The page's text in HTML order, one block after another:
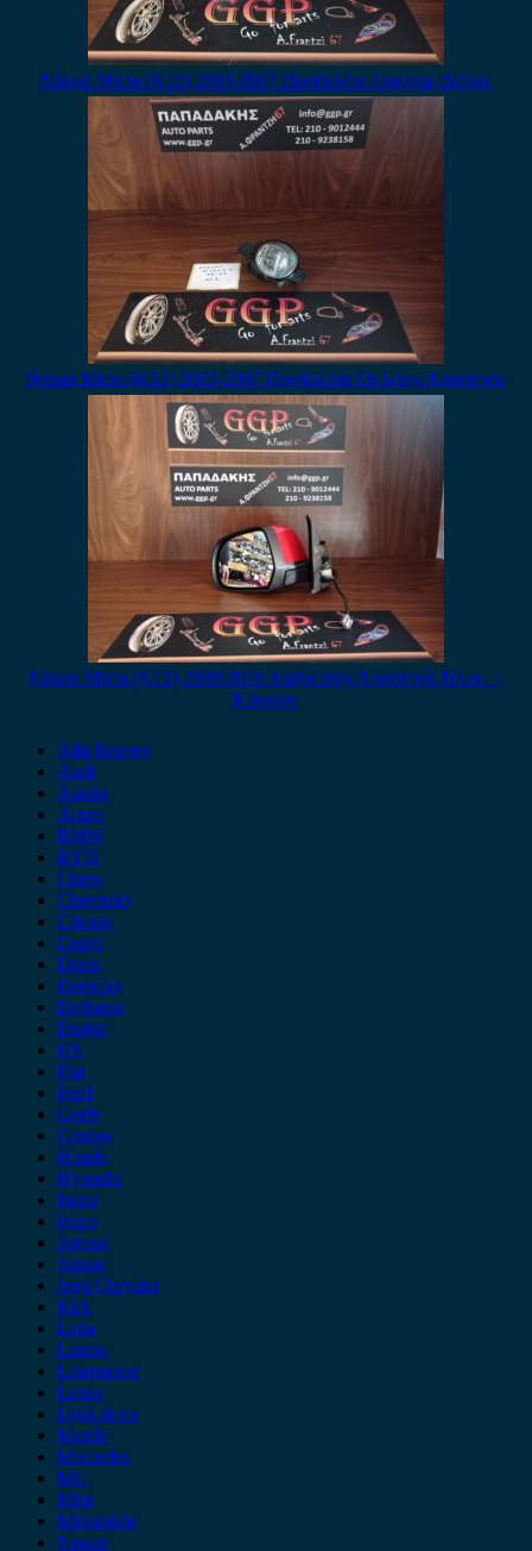
Nissan Micra (K12) 2003-2007 Προβολέας Ομίχλης Δεξιός
Nissan Micra (K12) 2003-2007 Προβολέας Ομίχλης Αριστερός
Nissan Micra (K12) 2008-2010 Καθρέπτης Αριστερός Ηλεκ. –
Κόκκινο
Alfa Romeo
Audi
Austin
Acura
BMW
BYD
Chery
Chevrolet
Citroen
Cupra
Dacia
Daewoo
Daihatsu
Dodge
DS
Fiat
Ford
Geely
Gonow
Honda
Hyundai
Isuzu
iveco
Jaecoo
Jaguar
Jeep Chrysler
KIA
Lada
Lancia
Leapmotor
Lexus
Lynk & co
Mazda
Mercedes
MG
Mini
Mitsubishi
Nissan